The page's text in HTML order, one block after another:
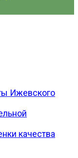
Ижевского
качества